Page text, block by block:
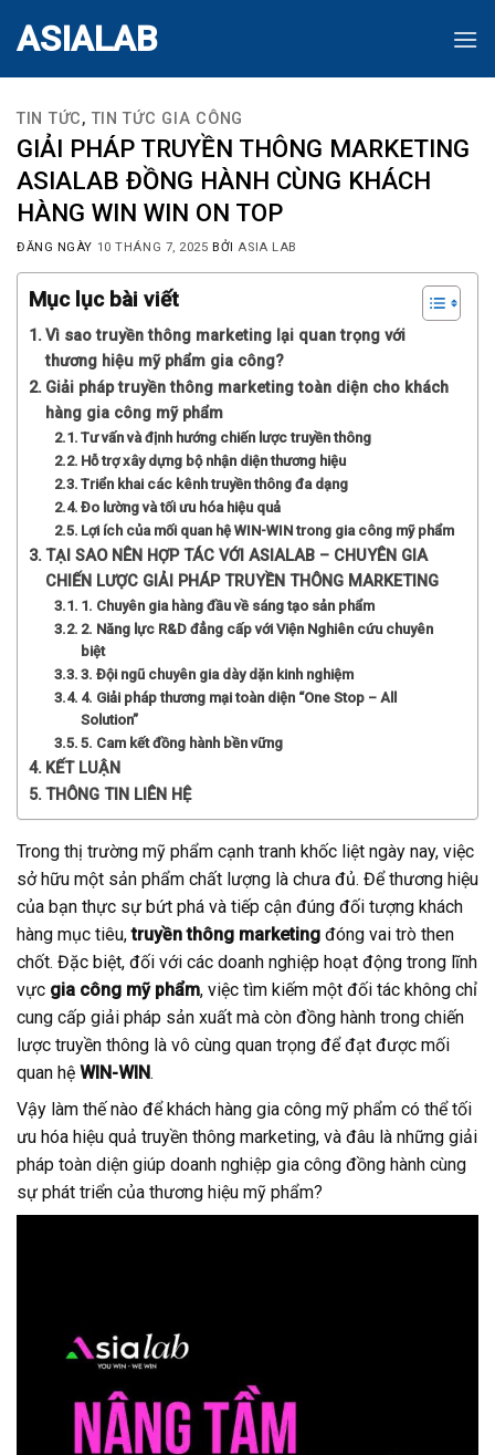
ASIALAB
TIN TỨC,TIN TỨC GIA CÔNG
GIẢI PHÁP TRUYỀN THÔNG MARKETING
ASIALAB ĐỒNG HÀNH CÙNG KHÁCH
HÀNG WIN WIN ON TOP
ĐĂNG NGÀY 10 THÁNG 7, 2025 BỞIASIA LAB
Mục lục bài viết
Vì sao truyền thông marketing lại quan trọng với
thương hiệu mỹ phẩm gia công?
Giải pháp truyền thông marketing toàn diện cho khách
hàng gia công mỹ phẩm
Tư vấn và định hướng chiến lược truyền thông
Hỗ trợ xây dựng bộ nhận diện thương hiệu
Triển khai các kênh truyền thông đa dạng
Đo lường và tối ưu hóa hiệu quả
Lợi ích của mối quan hệ WIN-WIN trong gia công mỹ phẩm
TẠI SAO NÊN HỢP TÁC VỚI ASIALAB – CHUYÊN GIA
CHIẾN LƯỢC GIẢI PHÁP TRUYỀN THÔNG MARKETING
1. Chuyên gia hàng đầu về sáng tạo sản phẩm
2. Năng lực R&D đẳng cấp với Viện Nghiên cứu chuyên
biệt
3. Đội ngũ chuyên gia dày dặn kinh nghiệm
4. Giải pháp thương mại toàn diện “One Stop – All
Solution”
5. Cam kết đồng hành bền vững
KẾT LUẬN
THÔNG TIN LIÊN HỆ
Trong thị trường mỹ phẩm cạnh tranh khốc liệt ngày nay, việc
sở hữu một sản phẩm chất lượng là chưa đủ. Để thương hiệu
của bạn thực sự bứt phá và tiếp cận đúng đối tượng khách
hàng mục tiêu,truyền thông marketing đóng vai trò then
chốt. Đặc biệt, đối với các doanh nghiệp hoạt động trong lĩnh
vực gia công mỹ phẩm, việc tìm kiếm một đối tác không chỉ
cung cấp giải pháp sản xuất mà còn đồng hành trong chiến
lược truyền thông là vô cùng quan trọng để đạt được mối
quan hệ WIN-WIN.
Vậy làm thế nào để khách hàng gia công mỹ phẩm có thể tối
ưu hóa hiệu quả truyền thông marketing, và đâu là những giải
pháp toàn diện giúp doanh nghiệp gia công đồng hành cùng
sự phát triển của thương hiệu mỹ phẩm?